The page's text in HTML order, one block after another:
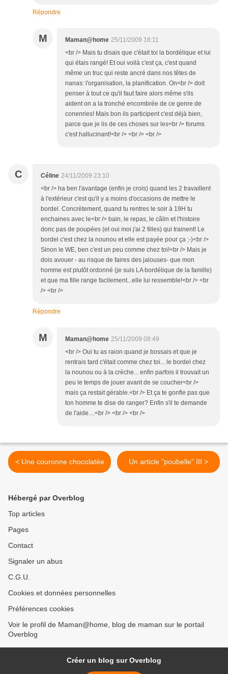
Répondre
M Maman@home 25/11/2009 16:11
<br /> Mais tu disais que c'était toi la bordélique et lui
qui étais rangé! Et oui voilà c'est ça, c'est quand
même un truc qui reste ancré dans nos têtes de
nanas: l'organisation, la planification. On<br /> doit
penser à tout ce qu'il faut faire alors même s'ils
aident on a la tronché encombrée de ce genre de
conenries! Mais bon ils participent c'est déjà bien,
parce que je lis de ces choses sur les<br /> forums
c'est hallucinant!<br /> <br /> <br />
C Céline 24/11/2009 23:10
<br /> ha ben l'avantage (enfin je crois) quand les 2 travaillent
à l'extérieur c'est qu'il y a moins d'occasions de mettre le
bordel. Concrètement, quand tu rentres le soir à 19H tu
enchaines avec le<br /> bain, le repas, le câlin et l'histoire
donc pas de poupées (et oui moi j'ai 2 filles) qui trainent! Le
bordel c'est chez la nounou et elle est payée pour ça ;-)<br />
Sinon le WE, ben c'est un peu comme chez toi!<br /> Mais je
dois avouer - au risque de faires des jalouses- que mon
homme est plutôt ordonné (je suis LA bordélique de la famille)
et que ma fille range facilement...elle lui ressemble!<br /> <br
/> <br />
Répondre
M Maman@home 25/11/2009 08:49
<br /> Oui tu as raion quand je bossais et que je
rentrais tard c'était comme chez toi... le bordel chez
la nounou ou à la crèche... enfin parfois il trouvait un
peu le temps de jouer avant de se coucher<br />
mais ça restait gérable.<br /> Et ça te gonfle pas que
ton homme te dise de ranger? Enfin s'il te demande
de l'aide....<br /> <br /> <br />
< Une couronne chocolatée Un article "poubelle" III >
Hébergé par Overblog
Top articles
Pages
Contact
Signaler un abus
C.G.U.
Cookies et données personnelles
Préférences cookies
Voir le profil de Maman@home, blog de maman sur le portail
Overblog
Créer un blog sur Overblog